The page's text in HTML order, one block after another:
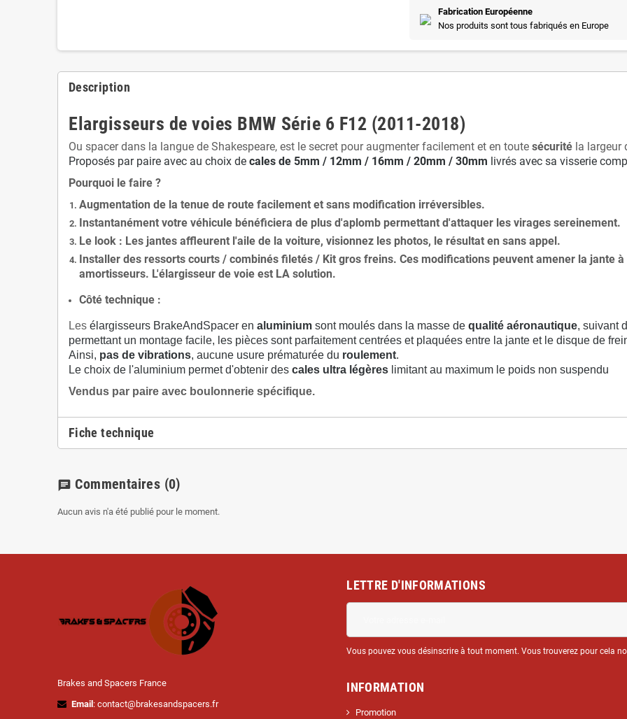
Fabrication Européenne
Nos produits sont tous fabriqués en Europe
Description
Elargisseurs de voies BMW Série 6 F12 (2011-2018)
Ou spacer dans la langue de Shakespeare, est le secret pour augmenter facilement et en toute sécurité la largeur
Proposés par paire avec au choix de cales de 5mm / 12mm / 16mm / 20mm / 30mm livrés avec sa visserie
Pourquoi le faire ?
Augmentation de la tenue de route facilement et sans modification irréversibles.
Instantanément votre véhicule bénéficiera de plus d'aplomb permettant d'attaquer les virages sereinement.
Le look : Les jantes affleurent l'aile de la voiture, visionnez les photos, le résultat en sans appel.
Installer des ressorts courts / combinés filetés / Kit gros freins. Ces modifications peuvent amener la jante
amortisseurs. L'élargisseur de voie est LA solution.
Côté technique :
Les élargisseurs BrakeAndSpacer en aluminium sont moulés dans la masse de qualité aéronautique, suivant
permettant un montage facile, les pièces sont parfaitement centrées et plaquées entre la jante et le disque de
Ainsi, pas de vibrations, aucune usure prématurée du roulement.
Le choix de l'aluminium permet d'obtenir des cales ultra légères limitant au maximum le poids non suspendu
Vendus par paire avec boulonnerie spécifique.
Fiche technique
chat Commentaires (0)
Aucun avis n'a été publié pour le moment.
Brakes and Spacers France
Email : contact@brakesandspacers.fr
LETTRE D'INFORMATIONS
Vous pouvez vous désinscrire à tout moment. Vous trouverez pour cela
INFORMATION
Promotion